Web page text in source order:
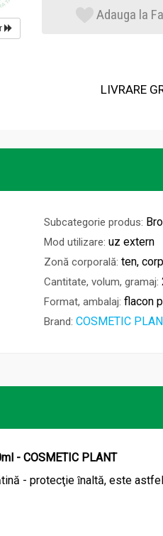
Adauga la
LIVRARE
Subcategorie produs:
Mod utilizare: uz extern
Zonă corporală: ten, corp
Cantitate, volum, gramaj:
Format, ambalaj: flacon
Brand: COSMETIC
- COSMETIC PLANT
- protecţie ȋnaltă, este